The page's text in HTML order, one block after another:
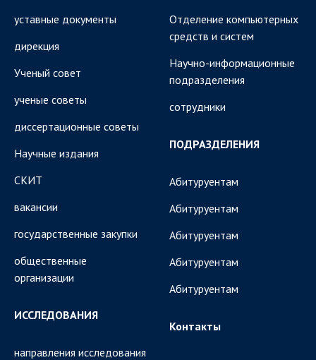
уставные документы
дирекция
Ученый совет
ученые советы
диссертационные советы
Научные издания
СКИТ
вакансии
государственные закупки
общественные
организации
ИССЛЕДОВАНИЯ
направления исследования
Отделение компьютерных
средств и систем
Научно-информационные
подразделения
сотрудники
ПОДРАЗДЕЛЕНИЯ
Абитуруентам
Абитуруентам
Абитуруентам
Абитуруентам
Абитуруентам
Контакты